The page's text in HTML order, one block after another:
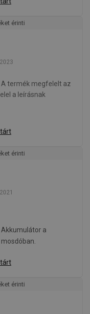
érinti
termék megfelelt az
a leírásnak
érinti
Akkumulátor a
mosdóban.
érinti